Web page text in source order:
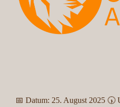
📅 Datum: 25. August 2025 🕠